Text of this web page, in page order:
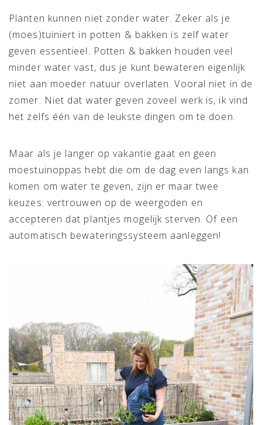
Planten kunnen niet zonder water. Zeker als je
(moes)tuiniert in potten & bakken is zelf water
geven essentieel. Potten & bakken houden veel
minder water vast, dus je kunt bewateren eigenlijk
niet aan moeder natuur overlaten. Vooral niet in de
zomer. Niet dat water geven zoveel werk is, ik vind
het zelfs één van de leukste dingen om te doen.
Maar als je langer op vakantie gaat en geen
moestuinoppas hebt die om de dag even langs kan
komen om water te geven, zijn er maar twee
keuzes: vertrouwen op de weergoden en
accepteren dat plantjes mogelijk sterven. Of een
automatisch bewateringssysteem aanleggen!